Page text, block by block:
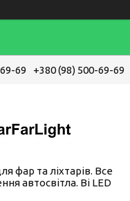
69 +380 (98) 500-69-69
фар та ліхтарів. Все
автосвітла. Bi LED